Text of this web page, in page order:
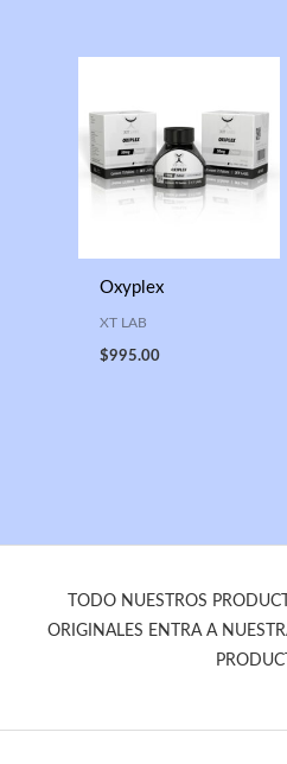
Oxyplex
XT LAB
$995.00
TODO NUESTROS
ORIGINALES ENTRA A